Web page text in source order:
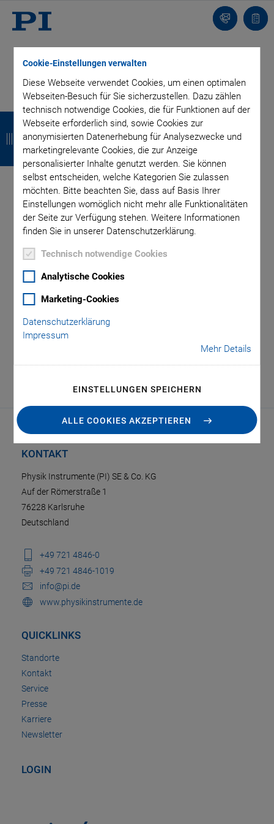
Cookie-Einstellungen verwalten
Diese Webseite verwendet Cookies, um einen optimalen
Webseiten-Besuch für Sie sicherzustellen. Dazu zählen
technisch notwendige Cookies, die für Funktionen auf der
Webseite erforderlich sind, sowie Cookies zur
anonymisierten Datenerhebung für Analysezwecke und
marketingrelevante Cookies, die zur Anzeige
personalisierter Inhalte genutzt werden. Sie können
selbst entscheiden, welche Kategorien Sie zulassen
möchten. Bitte beachten Sie, dass auf Basis Ihrer
Einstellungen womöglich nicht mehr alle Funktionalitäten
der Seite zur Verfügung stehen. Weitere Informationen
finden Sie in unserer Datenschutzerklärung.
Technisch notwendige Cookies
Analytische Cookies
Marketing-Cookies
Datenschutzerklärung
Impressum
Mehr Details
EINSTELLUNGEN SPEICHERN
ALLE COOKIES AKZEPTIEREN
Kontakt
Wie entsteht ein
Hexapod?
von der Entwicklung, Fertigung, Qualifizierung, und
Messtechnik bis hin zu Anwendungsbereichen der
KONTAKT
Physik Instrumente (PI) SE & Co. KG
Auf der Römerstraße 1
76228 Karlsruhe
Deutschland
+49 721 4846-0
+49 721 4846-1019
info@pi.de
www.physikinstrumente.de
QUICKLINKS
Standorte
Kontakt
Service
Presse
Karriere
Newsletter
LOGIN
Z
u
r
ü
c
k
Z
u
r
ü
c
k
Z
u
r
ü
c
k
Z
u
r
ü
c
k